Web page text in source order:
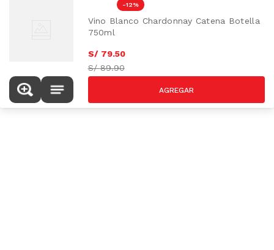
-12 %
Vino Blanco Chardonnay Catena Botella
750ml
S/ 79.50
S/89.90